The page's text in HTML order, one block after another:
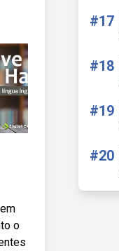
o
#17
#18
#19
#20